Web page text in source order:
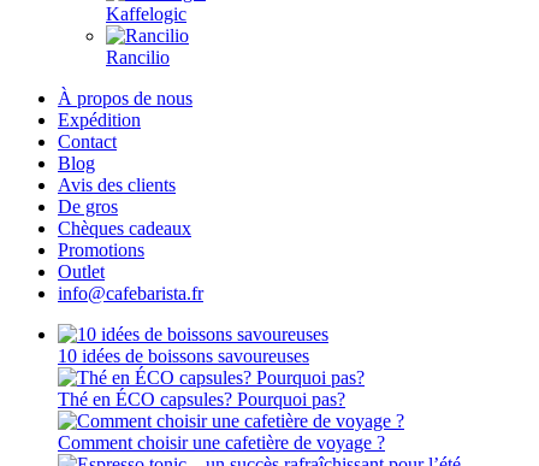
Kaffelogic
Rancilio
À propos de nous
Expédition
Contact
Blog
Avis des clients
De gros
Chèques cadeaux
Promotions
Outlet
info@cafebarista.fr
10 idées de boissons savoureuses
Thé en ÉCO capsules? Pourquoi pas?
Comment choisir une cafetière de voyage ?